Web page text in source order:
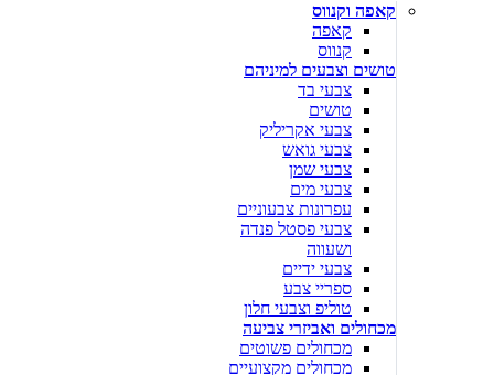
קאפה וקנווס
קאפה
קנווס
טושים וצבעים למיניהם
צבעי בד
טושים
צבעי אקריליק
צבעי גואש
צבעי שמן
צבעי מים
עפרונות צבעוניים
צבעי פסטל פנדה
ושעווה
צבעי ידיים
ספריי צבע
טוליפ וצבעי חלון
מכחולים ואביזרי צביעה
מכחולים פשוטים
מכחולים מקצועיים